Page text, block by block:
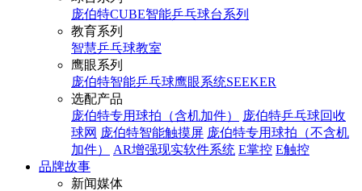
庞伯特CUBE智能乒乓球台系列
教育系列
智慧乒乓球教室
鹰眼系列
庞伯特智能乒乓球鹰眼系统SEEKER
选配产品
庞伯特专用球拍（含机加件）
庞伯特乒乓球回收
球网 庞伯特智能触摸屏 庞伯特专用球拍（不含机
加件）
AR增强现实软件系统 E掌控 E触控
品牌故事
新闻媒体